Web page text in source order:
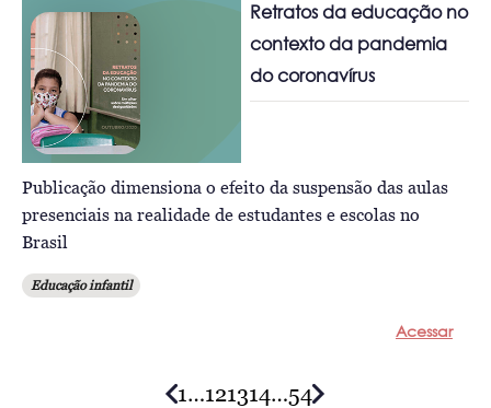
Retratos da educação no
contexto da pandemia
do coronavírus
Publicação dimensiona o efeito da suspensão das aulas
presenciais na realidade de estudantes e escolas no
Brasil
Educação infantil
Acessar
1…121314…54